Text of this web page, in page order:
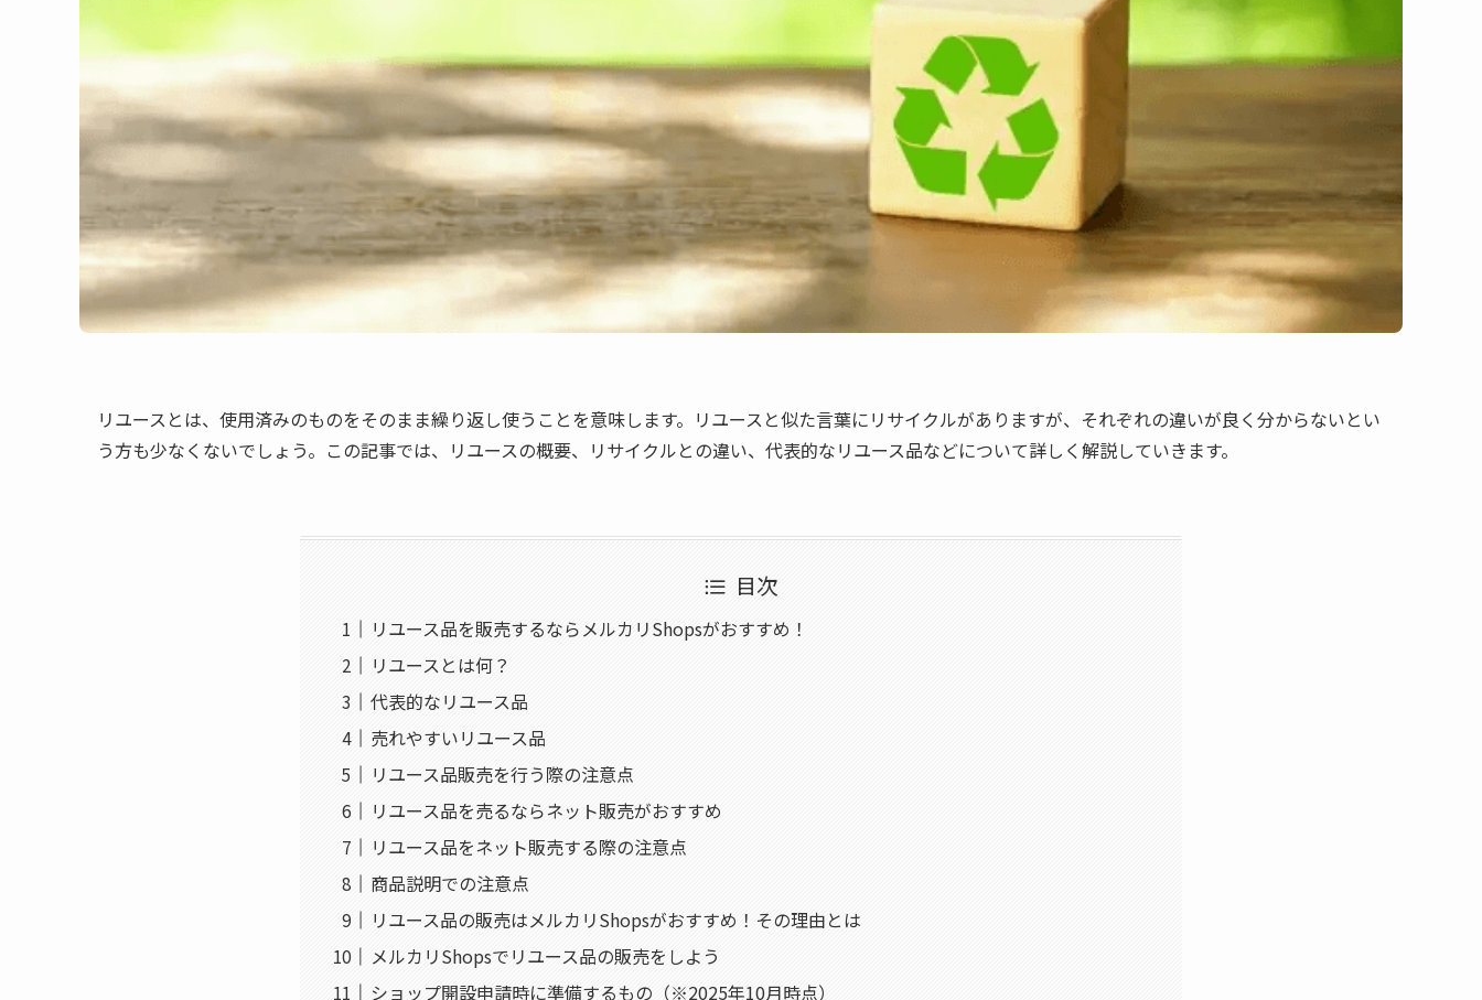
リユースとは、使用済みのものをそのまま繰り返し使うことを意味します。リユースと似た言葉にリサイクルがありますが、それぞれの違いが良く分からないとい
う方も少なくないでしょう。この記事では、リユースの概要、リサイクルとの違い、代表的なリユース品などについて詳しく解説していきます。
目次
リユース品を販売するならメルカリShopsがおすすめ！
リユースとは何？
代表的なリユース品
売れやすいリユース品
リユース品販売を行う際の注意点
リユース品を売るならネット販売がおすすめ
リユース品をネット販売する際の注意点
商品説明での注意点
リユース品の販売はメルカリShopsがおすすめ！その理由とは
メルカリShopsでリユース品の販売をしよう
ショップ開設申請時に準備するもの（※2025年10月時点）